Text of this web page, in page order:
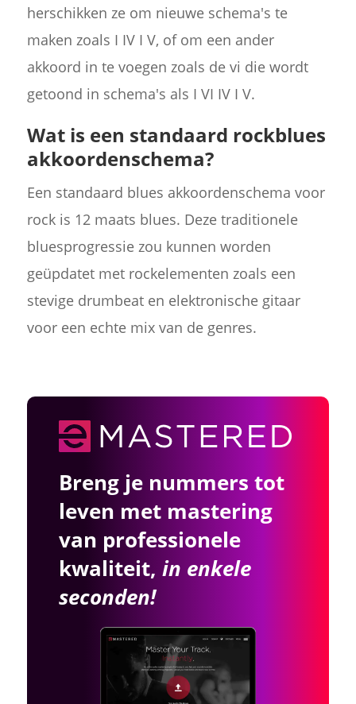
herschikken ze om nieuwe schema's te
maken zoals I IV I V, of om een ander
akkoord in te voegen zoals de vi die wordt
getoond in schema's als I VI IV I V.
Wat is een standaard rockblues
akkoordenschema?
Een standaard blues akkoordenschema voor
rock is 12 maats blues. Deze traditionele
bluesprogressie zou kunnen worden
geüpdatet met rockelementen zoals een
stevige drumbeat en elektronische gitaar
voor een echte mix van de genres.
Breng je nummers tot
leven met mastering
van professionele
kwaliteit, in enkele
seconden!